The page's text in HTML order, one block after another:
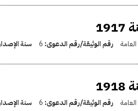
العامة رقم الوثيقة/رقم الدعوى: 6 سنة
العامة رقم الوثيقة/رقم الدعوى: 6 سنة